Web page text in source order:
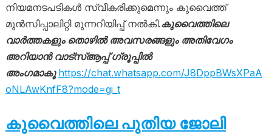
നിയമനടപടികൾ സ്വീകരിക്കുമെന്നും കുവൈത്ത്
മുൻസിപ്പാലിറ്റി മുന്നറിയിപ്പ് നൽകി.കുവൈത്തിലെ
വാർത്തകളും തൊഴിൽ അവസരങ്ങളും അതിവേഗം
അറിയാൻ വാട്സ്ആപ്പ് ഗ്രൂപ്പിൽ
അംഗമാകൂ https://chat.whatsapp.com/J8DppBWsXPaA
oNLAwKnfF8?mode=gi_t
കുവൈത്തിലെ പുതിയ ജോലി